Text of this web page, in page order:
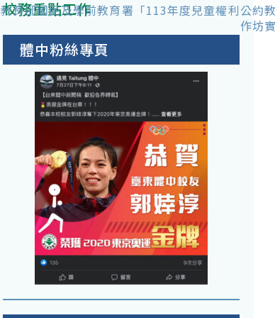
教育部國民及學前教育署「113年度兒童權利公約
作坊
校務重點工作
體中粉絲專頁